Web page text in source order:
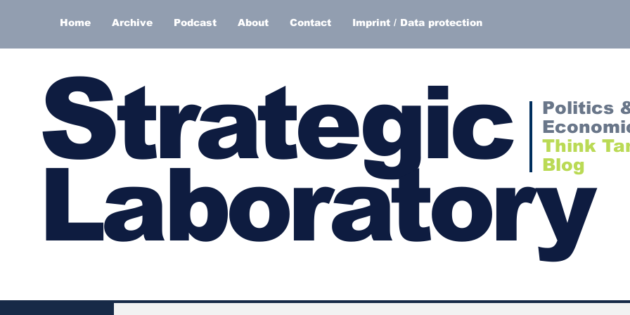
Home Archive Podcast About Contact Imprint / Data protection
Strategic
Laboratory
Politics
Think
Blog